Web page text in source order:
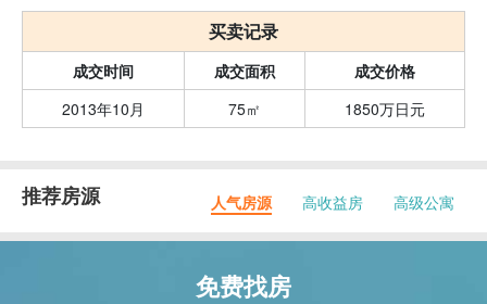
买卖记录
成交时间 成交面积
成交价格
2013年10月
75㎡ 1850万日元
推荐房源 人气房源 高收益房 高级公寓
免费找房